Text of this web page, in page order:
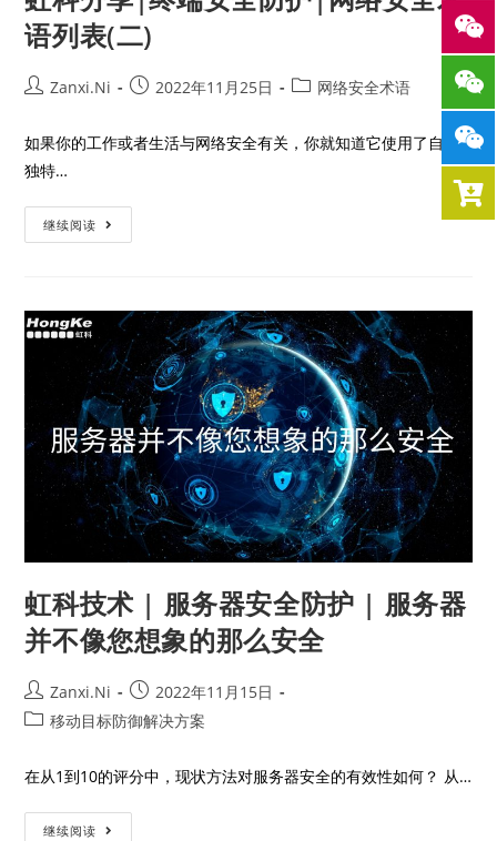
语列表(二)
Zanxi.Ni 2022年11月25日 网络安全术语
如果你的工作或者生活与网络安全有关，你就知道它使用了自己
独特…
继续阅读
虹科技术 | 服务器安全防护 | 服务器
并不像您想象的那么安全
Zanxi.Ni
2022年11月15日
移动目标防御解决方案
在从1到10的评分中，现状方法对服务器安全的有效性如何？ 从…
继续阅读